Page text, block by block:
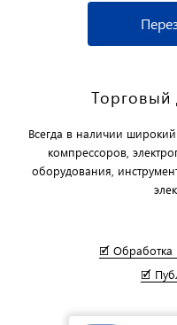
Всегда в наличии
компрессоров,
оборудования,
🗹 Обработка
🗹